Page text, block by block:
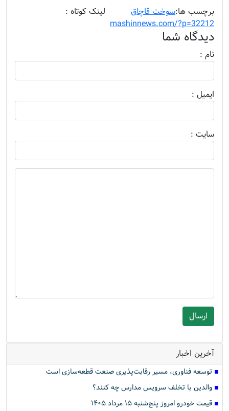
برچسب ها:سوخت قاچاق
لینک کوتاه :
mashinnews.com/?p=32212
دیدگاه شما
نام :
ايميل :
سايت :
آخرین اخبار
توسعه فناوری، مسیر رقابت‌پذیری صنعت قطعه‌سازی است
والدین با تخلف سرویس مدارس چه کنند؟
قیمت خودرو امروز پنج‌شنبه ۱۵ مرداد ۱۴۰۵